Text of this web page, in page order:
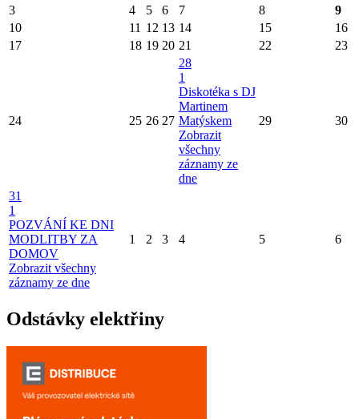
3 4 5 6 7 8
9
10
11 12 13 14 15
16
17
18 19 20 21 22 23
24 25 26 27
28
1
Diskotéka s DJ
Martinem
Matýskem
Zobrazit
všechny
záznamy ze
dne
29 30
31
1
POZVÁNÍ KE DNI
MODLITBY ZA
DOMOV
Zobrazit všechny
záznamy ze dne
1 2 3 4 5 6
Odstávky elektřiny